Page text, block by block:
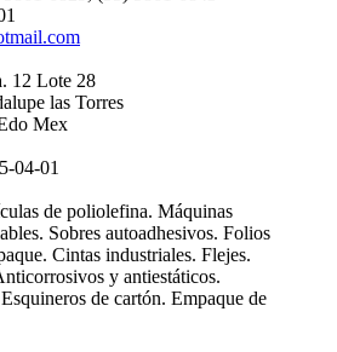
12 Lote 28
las Torres
Mex
04-01
de poliolefina. Máquinas
Sobres autoadhesivos. Folios
Cintas industriales. Flejes.
y antiestáticos.
de cartón. Empaque de